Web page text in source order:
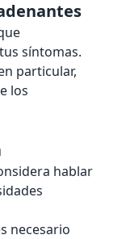
síntomas.
particular,
los
hablar
necesario